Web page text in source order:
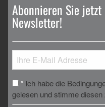
Abonnieren Sie
Newsletter!
* Ich habe die
gelesen und stimme diesen